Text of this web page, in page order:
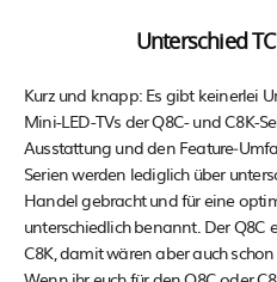
Unterschied
Kurz und knapp: Es gibt keinerlei
Mini-LED-TVs der Q8C- und C8K-
Ausstattung und den
Serien werden lediglich über
Handel gebracht und für eine
unterschiedlich benannt. Der Q8C
C8K, damit wären aber auch